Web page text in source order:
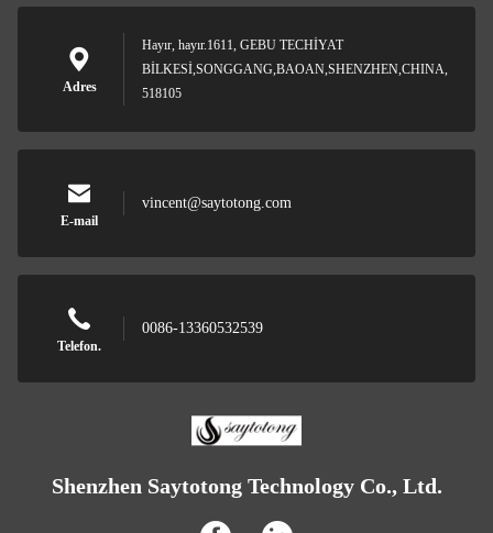
Adres
Hayır, hayır.1611, GEBU TECHİYAT
BİLKESİ,SONGGANG,BAOAN,SHENZHEN,CHINA,
518105
E-mail
vincent@saytotong.com
Telefon.
0086-13360532539
Shenzhen Saytotong Technology Co., Ltd.